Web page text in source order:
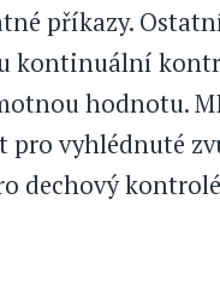
příkazy.
kontinuální
hodnotu.
vyhlédnuté
dechový